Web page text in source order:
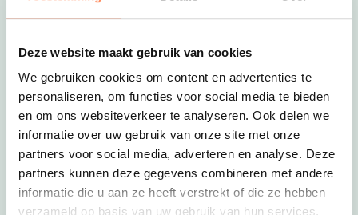
Deze website maakt gebruik van cookies
We gebruiken cookies om content en advertenties te
personaliseren, om functies voor social media te bieden
en om ons websiteverkeer te analyseren. Ook delen we
informatie over uw gebruik van onze site met onze
partners voor social media, adverteren en analyse. Deze
partners kunnen deze gegevens combineren met andere
informatie die u aan ze heeft verstrekt of die ze hebben
verzameld op basis van uw gebruik van hun services.
Ook gaaf is het om het zeehonden spotten te
combineren met garnalenvissen op een viskotter.
Je ziet en leert er veel!